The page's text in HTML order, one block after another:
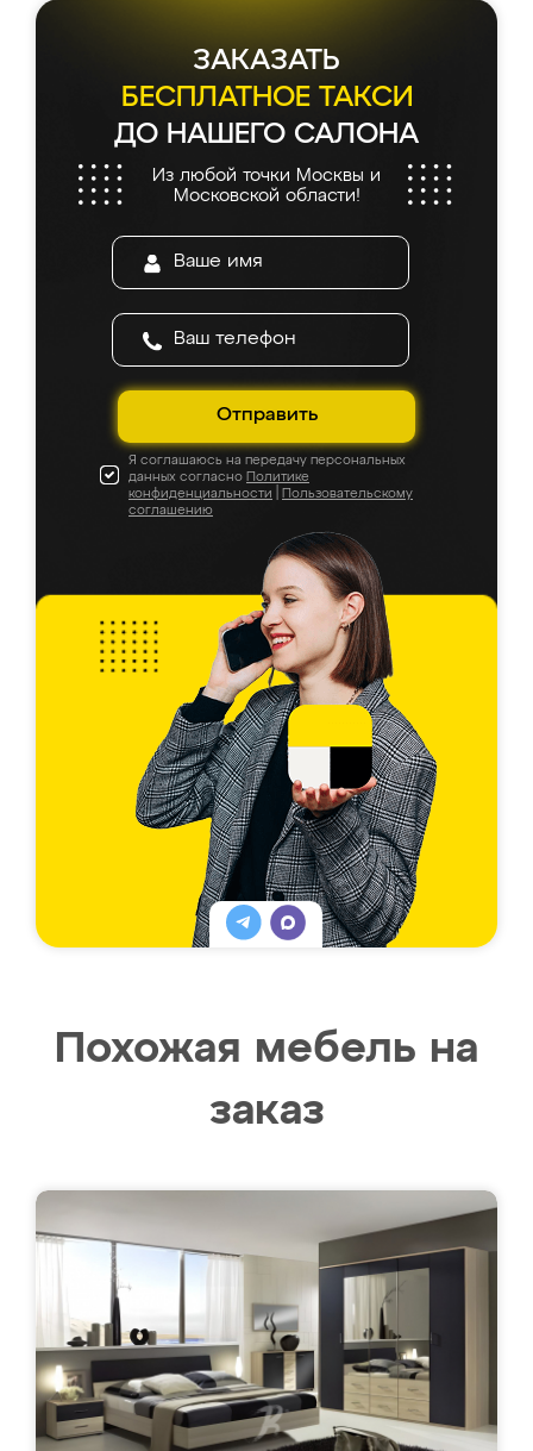
ЗАКАЗАТЬ
БЕСПЛАТНОЕ ТАКСИ
ДО НАШЕГО САЛОНА
Из любой точки Москвы и
Московской области!
Отправить
Я соглашаюсь на передачу персональных
данных согласно Политике
конфиденциальности
Пользовательскому
соглашению
Похожая мебель на
заказ